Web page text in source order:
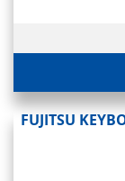
FUJITSU